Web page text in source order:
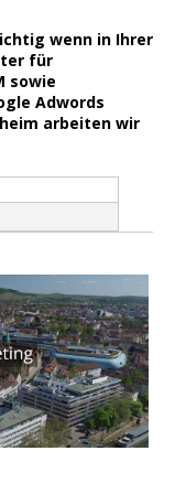
wenn in Ihrer
für
sowie
Adwords
arbeiten wir